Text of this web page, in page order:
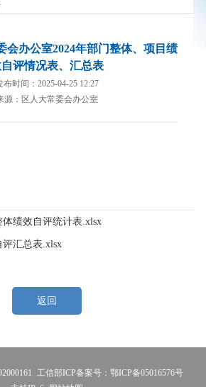
会办公室2024年部门整体、项目绩
评情况表、汇总表
布时间：2025-04-25 12:27
源：区人大常委会办公室
体绩效自评统计表.xlsx
评汇总表.xlsx
返回
工信部ICP备案号：鄂ICP备05016576号